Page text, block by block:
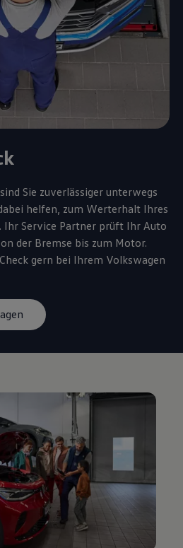
Sie zuverlässiger unterwegs
helfen, zum Werterhalt Ihres
Ihr Service Partner prüft Ihr Auto
der Bremse bis zum Motor.
gern bei Ihrem Volkswagen